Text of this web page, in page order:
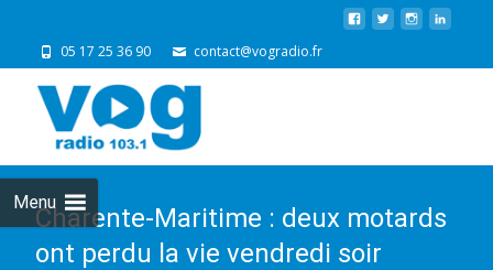
05 17 25 36 90 contact@vogradio.fr
Menu
Charente-Maritime : deux motards
ont perdu la vie vendredi soir